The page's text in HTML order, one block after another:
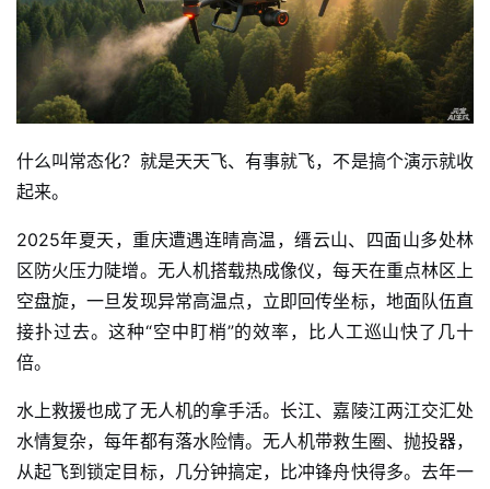
什么叫常态化？就是天天飞、有事就飞，不是搞个演示就收
起来。
2025年夏天，重庆遭遇连晴高温，缙云山、四面山多处林
区防火压力陡增。无人机搭载热成像仪，每天在重点林区上
空盘旋，一旦发现异常高温点，立即回传坐标，地面队伍直
接扑过去。这种“空中盯梢”的效率，比人工巡山快了几十
倍。
水上救援也成了无人机的拿手活。长江、嘉陵江两江交汇处
水情复杂，每年都有落水险情。无人机带救生圈、抛投器，
从起飞到锁定目标，几分钟搞定，比冲锋舟快得多。去年一